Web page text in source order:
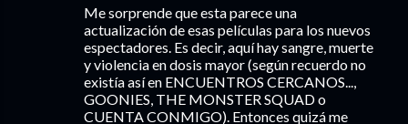
Me sorprende que esta parece una
actualización de esas películas para los nuevos
espectadores. Es decir, aquí hay sangre, muerte
y violencia en dosis mayor (según recuerdo no
existía así en ENCUENTROS CERCANOS...,
GOONIES, THE MONSTER SQUAD o
CUENTA CONMIGO). Entonces quizá me